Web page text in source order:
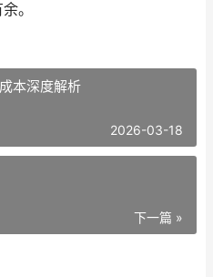
。
本深度解析
2026-03-18
下一篇 »